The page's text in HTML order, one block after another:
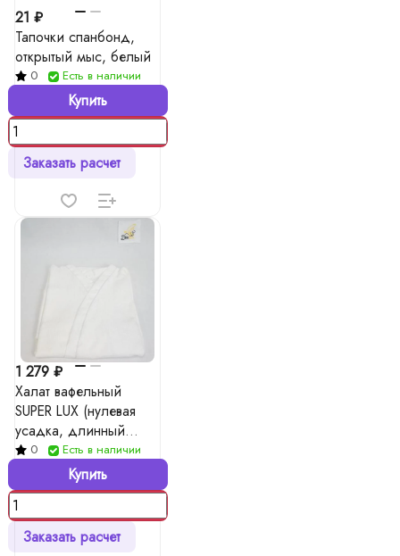
21 ₽
Тапочки спанбонд,
открытый мыс, белый
0 Есть в наличии
Купить
Заказать расчет
1 279 ₽
Халат вафельный
SUPER LUX (нулевая
усадка, длинный
рукав, удлиненный
халат), цвета в ассорт.
0 Есть в наличии
Купить
Заказать расчет